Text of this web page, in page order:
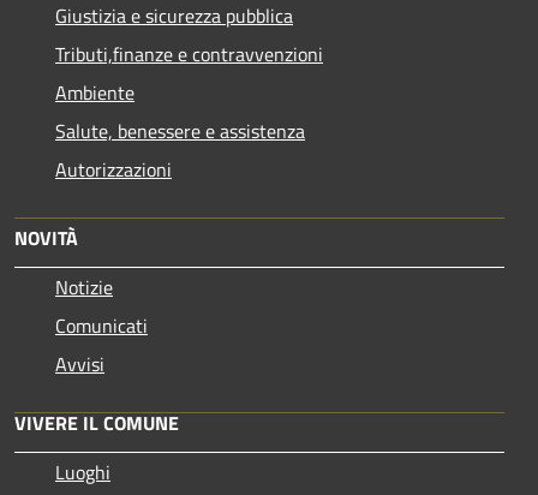
Giustizia e sicurezza pubblica
Tributi,finanze e contravvenzioni
Ambiente
Salute, benessere e assistenza
Autorizzazioni
NOVITÀ
Notizie
Comunicati
Avvisi
VIVERE IL COMUNE
Luoghi